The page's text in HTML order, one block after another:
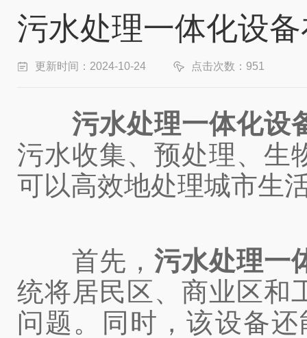
污水处理一体化设
更新时间：2024-10-24 点击次数：951
污水处理一体化设
污水收集、预处理、生
可以高效地处理城市生
首先，污水处理一
统将居民区、商业区和
问题。同时，该设备